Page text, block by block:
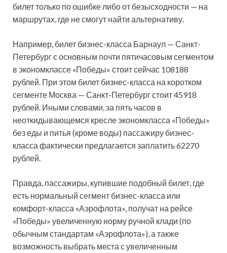
билет только по ошибке либо от безысходности — на
маршрутах, где не смогут найти альтернативу.
Например, билет бизнес-класса Барнаул — Санкт-
Петербург с основным почти пятичасовым сегментом
в экономклассе «Победы» стоит сейчас 108188
рублей. При этом билет бизнес-класса на коротком
сегменте Москва — Санкт-Петербург стоит 45918
рублей. Иными словами, за пять часов в
неоткидывающемся кресле экономкласса «Победы»
без еды и питья (кроме воды) пассажиру бизнес-
класса фактически предлагается заплатить 62270
рублей.
Правда, пассажиры, купившие подобный билет, где
есть нормальный сегмент бизнес-класса или
комфорт-класса «Аэрофлота», получат на рейсе
«Победы» увеличенную норму ручной клади (по
обычным стандартам «Аэрофлота»), а также
возможность выбрать места с увеличенным